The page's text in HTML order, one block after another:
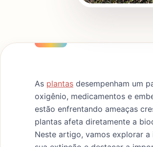
As plantas desempenham um
oxigênio, medicamentos e
estão enfrentando ameaças
plantas afeta diretamente a
Neste artigo, vamos explorar